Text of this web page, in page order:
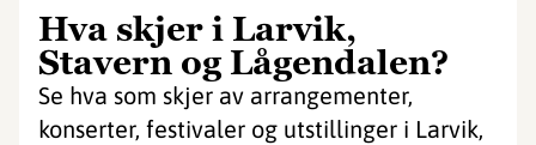
Hva skjer i Larvik,
Stavern og Lågendalen?
Se hva som skjer av arrangementer,
konserter, festivaler og utstillinger i Larvik,